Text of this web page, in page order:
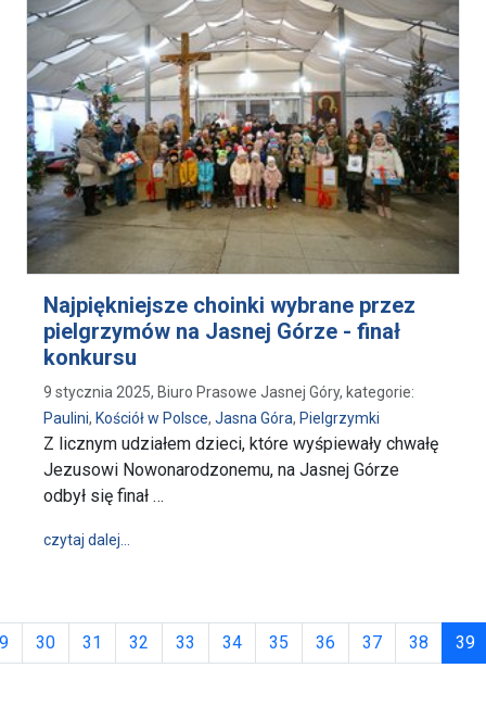
Najpiękniejsze choinki wybrane przez
pielgrzymów na Jasnej Górze - finał
konkursu
9 stycznia 2025, Biuro Prasowe Jasnej Góry, kategorie:
Paulini, Kościół w Polsce, Jasna Góra, Pielgrzymki
Z licznym udziałem dzieci, które wyśpiewały chwałę
Jezusowi Nowonarodzonemu, na Jasnej Górze
odbył się finał …
czytaj dalej…
30 31 32 33 34 35 36 37 38 39